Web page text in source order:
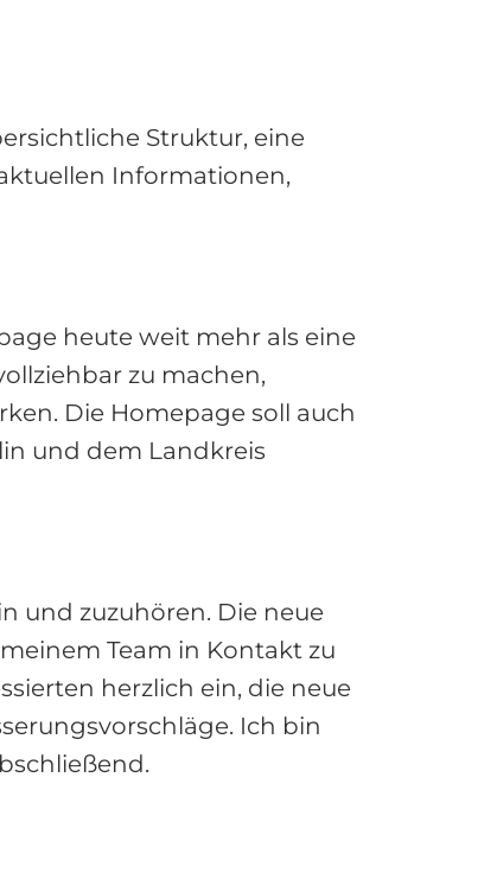
Struktur, eine
Informationen,
heute weit mehr als eine
zu machen,
Die Homepage soll auch
und dem Landkreis
und zuzuhören. Die neue
Team in Kontakt zu
herzlich ein, die neue
Ich bin